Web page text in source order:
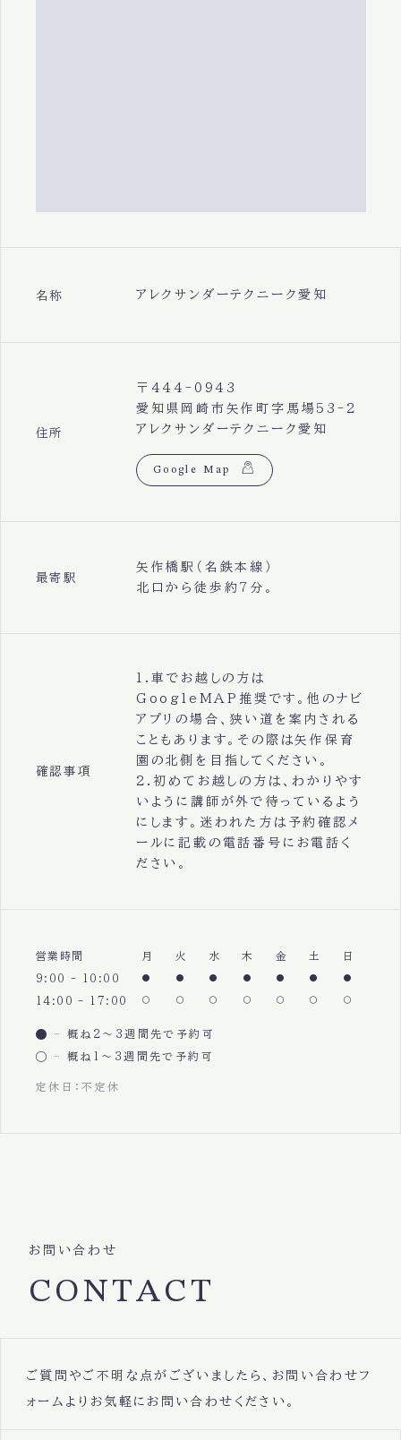
名称 アレクサンダーテクニーク愛知
住所
〒444-0943
愛知県岡崎市矢作町字馬場53-2
アレクサンダーテクニーク愛知
Google Map
最寄駅
矢作橋駅（名鉄本線）
北口から徒歩約7分。
確認事項
1.車でお越しの方は
GoogleMAP推奨です。他のナビ
アプリの場合、狭い道を案内される
こともあります。その際は矢作保育
園の北側を目指してください。
2.初めてお越しの方は、わかりやす
いように講師が外で待っているよう
にします。迷われた方は予約確認メ
ールに記載の電話番号にお電話く
ださい。
営業時間 月 火 水 木 金 土 日
9:00 - 10:00
14:00 - 17:00
概ね2〜3週間先で予約可
概ね1〜3週間先で予約可
定休日：不定休
お問い合わせ
CONTACT
ご質問やご不明な点がございましたら、お問い合わせフ
ォームよりお気軽にお問い合わせください。